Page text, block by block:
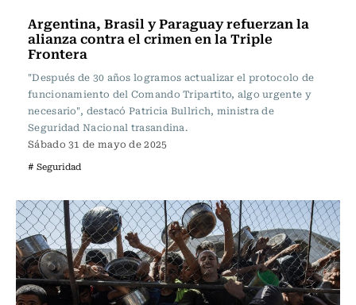
Argentina, Brasil y Paraguay refuerzan la
alianza contra el crimen en la Triple
Frontera
"Después de 30 años logramos actualizar el protocolo de
funcionamiento del Comando Tripartito, algo urgente y
necesario", destacó Patricia Bullrich, ministra de
Seguridad Nacional trasandina.
Sábado 31 de mayo de 2025
# Seguridad